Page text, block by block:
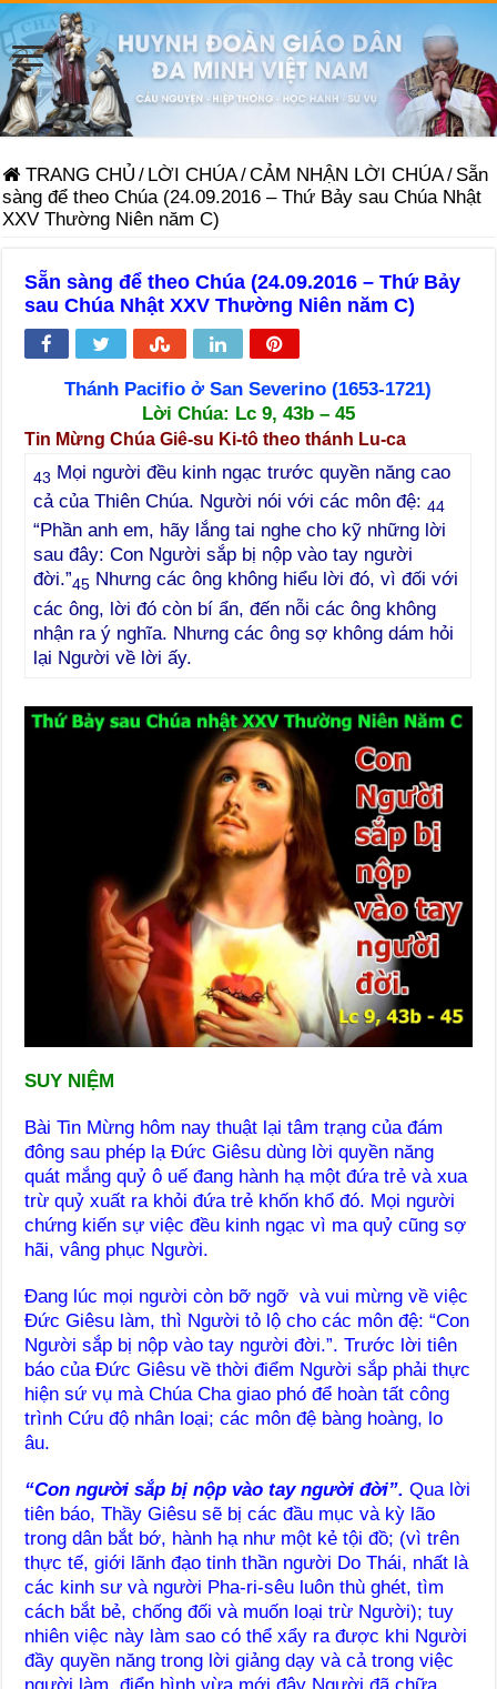
TRANG CHỦ / LỜI CHÚA/CẢM NHẬN LỜI CHÚA/ Sẵn
sàng để theo Chúa (24.09.2016 – Thứ Bảy sau Chúa Nhật
XXV Thường Niên năm C)
Sẵn sàng để theo Chúa (24.09.2016 – Thứ Bảy
sau Chúa Nhật XXV Thường Niên năm C)
Thánh Pacifio ở San Severino (1653-1721)
Lời Chúa: Lc 9, 43b – 45
Tin Mừng Chúa Giê-su Ki-tô theo thánh Lu-ca
43 Mọi người đều kinh ngạc trước quyền năng cao
cả của Thiên Chúa. Người nói với các môn đệ: 44
“Phần anh em, hãy lắng tai nghe cho kỹ những lời
sau đây: Con Người sắp bị nộp vào tay người
đời.”45 Nhưng các ông không hiểu lời đó, vì đối với
các ông, lời đó còn bí ẩn, đến nỗi các ông không
nhận ra ý nghĩa. Nhưng các ông sợ không dám hỏi
lại Người về lời ấy.
SUY NIỆM
Bài Tin Mừng hôm nay thuật lại tâm trạng của đám
đông sau phép lạ Đức Giêsu dùng lời quyền năng
quát mắng quỷ ô uế đang hành hạ một đứa trẻ và xua
trừ quỷ xuất ra khỏi đứa trẻ khốn khổ đó. Mọi người
chứng kiến sự việc đều kinh ngạc vì ma quỷ cũng sợ
hãi, vâng phục Người.
Đang lúc mọi người còn bỡ ngỡ và vui mừng về việc
Đức Giêsu làm, thì Người tỏ lộ cho các môn đệ: “Con
Người sắp bị nộp vào tay người đời.”. Trước lời tiên
báo của Đức Giêsu về thời điểm Người sắp phải thực
hiện sứ vụ mà Chúa Cha giao phó để hoàn tất công
trình Cứu độ nhân loại; các môn đệ bàng hoàng, lo
âu.
“Con người sắp bị nộp vào tay người đời”. Qua lời
tiên báo, Thầy Giêsu sẽ bị các đầu mục và kỳ lão
trong dân bắt bớ, hành hạ như một kẻ tội đồ; (vì trên
thực tế, giới lãnh đạo tinh thần người Do Thái, nhất là
các kinh sư và người Pha-ri-sêu luôn thù ghét, tìm
cách bắt bẻ, chống đối và muốn loại trừ Người); tuy
nhiên việc này làm sao có thể xẩy ra được khi Người
đầy quyền năng trong lời giảng dạy và cả trong việc